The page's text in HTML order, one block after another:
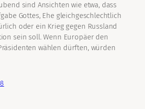
sind Ansichten wie etwa, dass
Gottes, Ehe gleichgeschlechtlich
oder ein Krieg gegen Russland
sein soll. Wenn Europäer den
wählen dürften, würden